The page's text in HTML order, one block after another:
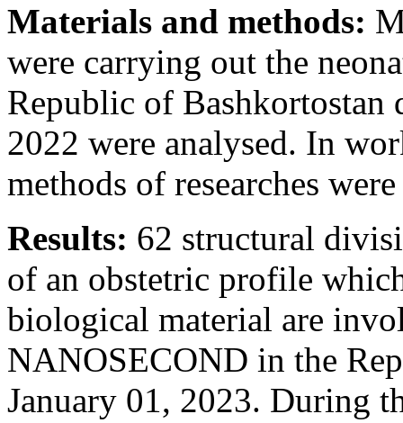
Materials and methods:
were carrying out the
Republic of
2022 were analysed. In
methods of researches
Results: 62 structural
of an obstetric profile
biological material are
NANOSECOND in the
January 01, 2023. During